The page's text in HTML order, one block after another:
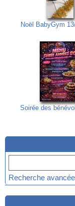
Noël BabyGym
Soirée des
Recherche avancée